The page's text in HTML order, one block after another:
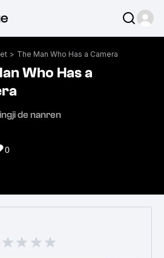
> The Man Who Has a Camera
Who Has a
de nanren
0